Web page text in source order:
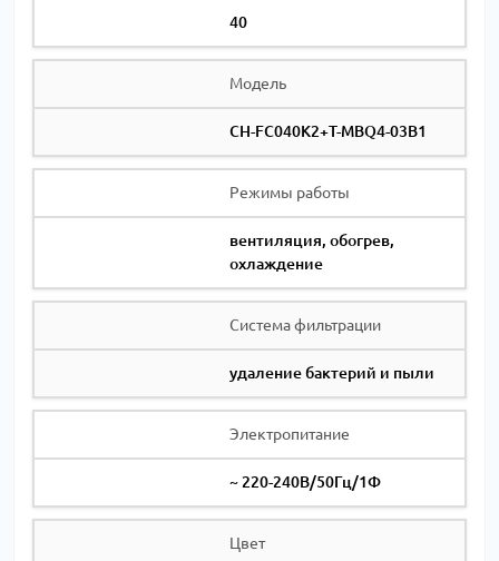
40
Модель
CH-FC040K2+T-MBQ4-03B1
Режимы работы
вентиляция, обогрев,
охлаждение
Система фильтрации
удаление бактерий и пыли
Электропитание
~ 220-240В/50Гц/1Ф
Цвет